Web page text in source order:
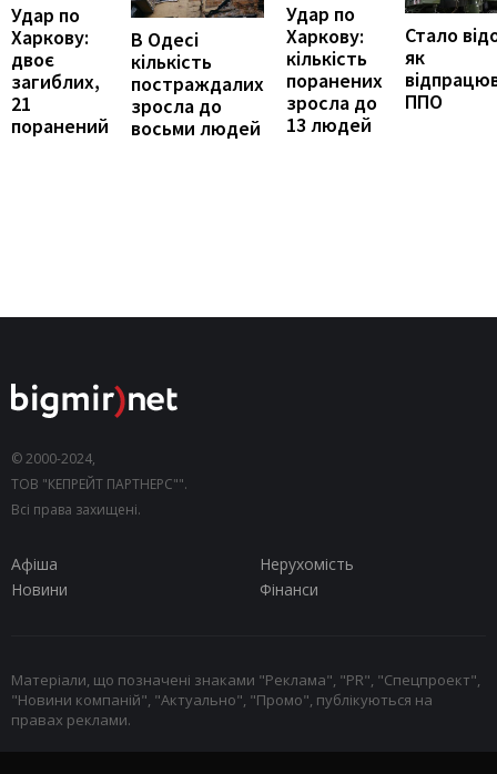
Удар по
Харкову:
двоє
загиблих,
21
поранений
В Одесі
кількість
постраждалих
зросла до
восьми людей
Удар по
Харкову:
кількість
поранених
зросла до
13 людей
Стало
як
ППО
© 2000-2024,
ТОВ "КЕПРЕЙТ ПАРТНЕРС"".
Всі права захищені.
Афіша
Нерухомість
Новини
Фінанси
Матеріали, що позначені знаками "Реклама", "PR", "Спецпроект",
"Новини компаній", "Актуально", "Промо", публікуються на
правах реклами.